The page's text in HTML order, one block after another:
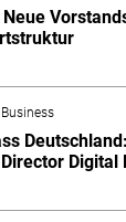
Neue
Digital